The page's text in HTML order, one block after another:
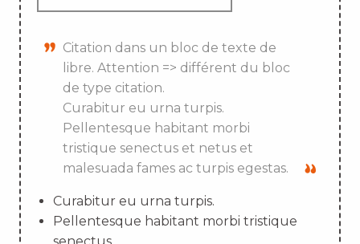
Citation dans un bloc de texte de
libre. Attention => différent du bloc
de type citation.
Curabitur eu urna turpis.
Pellentesque habitant morbi
tristique senectus et netus et
malesuada fames ac turpis egestas.
Curabitur eu urna turpis.
Pellentesque habitant morbi tristique